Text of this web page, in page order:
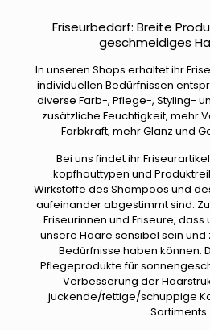
Friseurbedarf: Breite
geschmeidiges
In unseren Shops erhaltet ihr
individuellen Bedürfnissen
diverse Farb-, Pflege-, Styling-
zusätzliche Feuchtigkeit, mehr
Farbkraft, mehr Glanz und
Bei uns findet ihr
kopfhauttypen und
Wirkstoffe des Shampoos und
aufeinander abgestimmt sind.
Friseurinnen und Friseure,
unsere Haare sensibel sein
Bedürfnisse haben können.
Pflegeprodukte für
Verbesserung der
juckende/fettige/schuppige
Sortiments.